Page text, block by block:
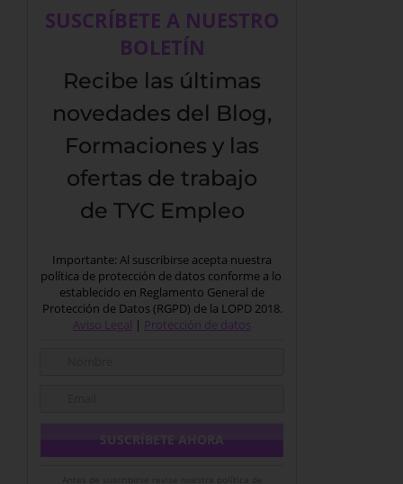
SUSCRÍBETE A NUESTRO
BOLETÍN
Recibe las últimas
novedades del Blog,
Formaciones y las
ofertas de trabajo
de TYC Empleo
Importante: Al suscribirse acepta nuestra
política de protección de datos conforme a lo
establecido en Reglamento General de
Protección de Datos (RGPD) de la LOPD 2018.
Aviso Legal | Protección de datos